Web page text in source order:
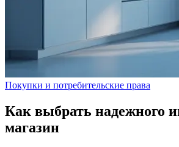
Покупки и потребительские права
Как выбрать надежного
магазин